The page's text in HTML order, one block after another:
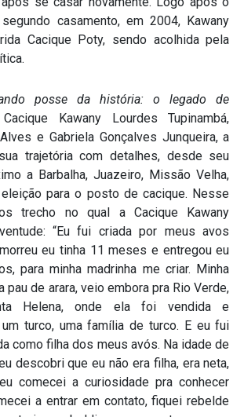
casamento, em 2004, Kawany
Cacique Poty, sendo acolhida pela
posse da história: o legado de
Kawany Lourdes Tupinambá,
e Gabriela Gonçalves Junqueira, a
trajetória com detalhes, desde seu
a Barbalha, Juazeiro, Missão Velha,
para o posto de cacique. Nesse
trecho no qual a Cacique Kawany
“Eu fui criada por meus avos
eu tinha 11 meses e entregou eu
para minha madrinha me criar. Minha
pau de arara, veio embora pra Rio Verde,
Helena, onde ela foi vendida e
turco, uma família de turco. E eu fui
como filha dos meus avós. Na idade de
descobri que eu não era filha, era neta,
comecei a curiosidade pra conhecer
a entrar em contato, fiquei rebelde